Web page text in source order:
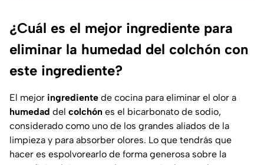
¿Cuál es el mejor ingrediente para
eliminar la humedad del colchón con
este ingrediente?
El mejor ingrediente de cocina para eliminar el olor a
humedad del colchón es el bicarbonato de sodio,
considerado como uno de los grandes aliados de la
limpieza y para absorber olores. Lo que tendrás que
hacer es espolvorearlo de forma generosa sobre la